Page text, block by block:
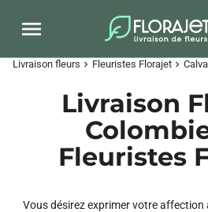
Livraison fleurs chevron_right Fleuristes Florajet chevron_right
Livraison
Fleuristes
Vous désirez exprimer votre affection